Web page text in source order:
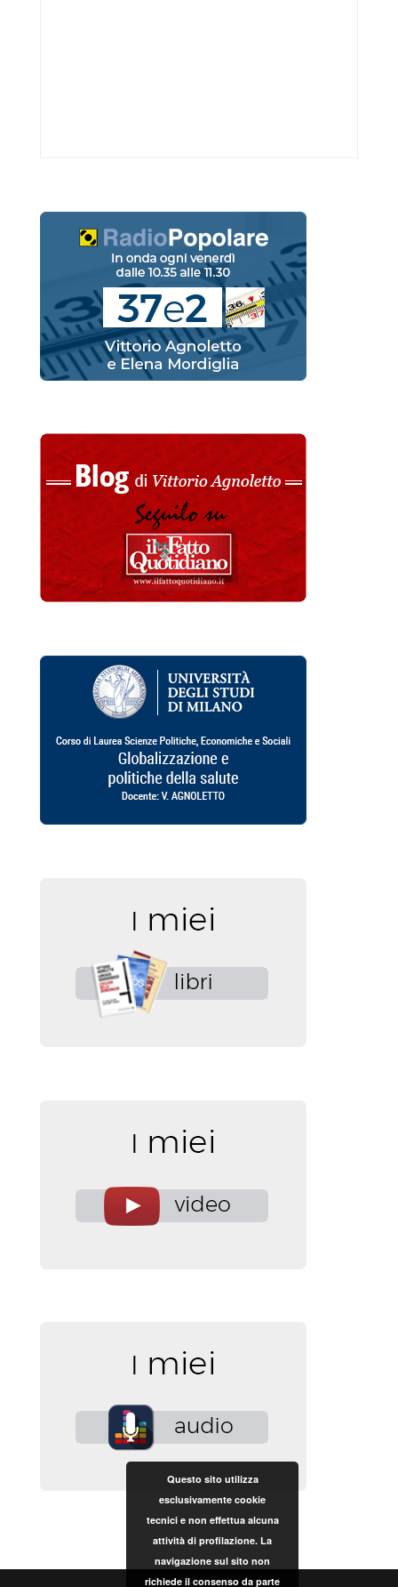
Questo sito utilizza
esclusivamente cookie
tecnici e non effettua alcuna
attività di profilazione. La
navigazione sul sito non
richiede il consenso da parte